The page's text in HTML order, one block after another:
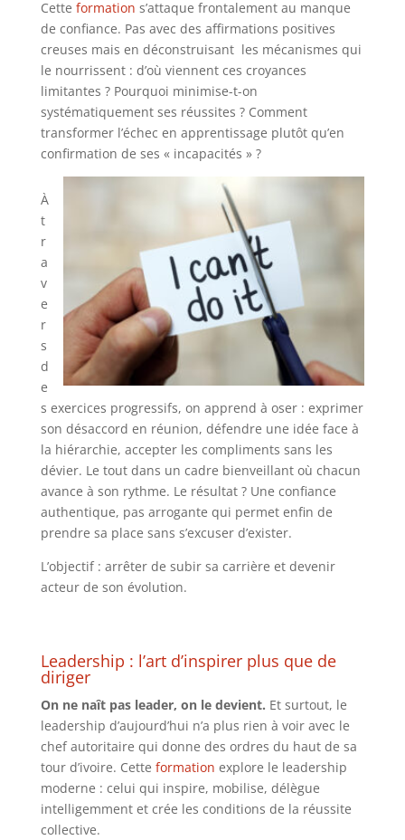
Cette formation s’attaque frontalement au manque
de confiance. Pas avec des affirmations positives
creuses mais en déconstruisant les mécanismes qui
le nourrissent : d’où viennent ces croyances
limitantes ? Pourquoi minimise-t-on
systématiquement ses réussites ? Comment
transformer l’échec en apprentissage plutôt qu’en
confirmation de ses « incapacités » ?
À
t
r
a
v
e
r
s
d
e
s exercices progressifs, on apprend à oser : exprimer
son désaccord en réunion, défendre une idée face à
la hiérarchie, accepter les compliments sans les
dévier. Le tout dans un cadre bienveillant où chacun
avance à son rythme. Le résultat ? Une confiance
authentique, pas arrogante qui permet enfin de
prendre sa place sans s’excuser d’exister.
L’objectif : arrêter de subir sa carrière et devenir
acteur de son évolution.
Leadership : l’art d’inspirer plus que de
diriger
On ne naît pas leader, on le devient. Et surtout, le
leadership d’aujourd’hui n’a plus rien à voir avec le
chef autoritaire qui donne des ordres du haut de sa
tour d’ivoire. Cette formation explore le leadership
moderne : celui qui inspire, mobilise, délègue
intelligemment et crée les conditions de la réussite
collective.